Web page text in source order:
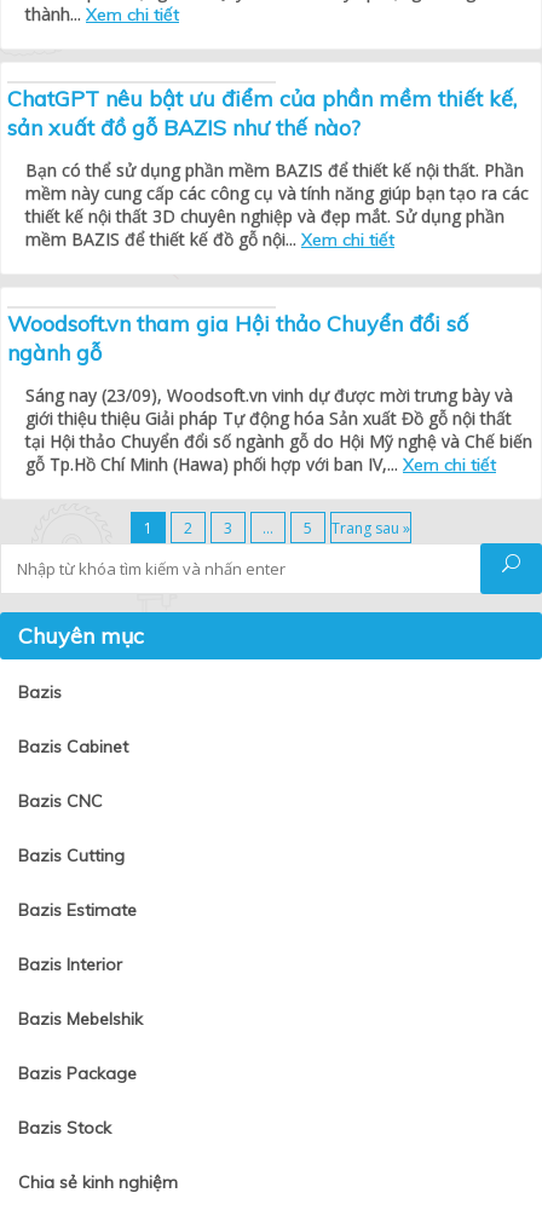
thành... Xem chi tiết
ChatGPT nêu bật ưu điểm của phần mềm thiết kế,
sản xuất đồ gỗ BAZIS như thế nào?
Bạn có thể sử dụng phần mềm BAZIS để thiết kế nội thất. Phần
mềm này cung cấp các công cụ và tính năng giúp bạn tạo ra các
thiết kế nội thất 3D chuyên nghiệp và đẹp mắt. Sử dụng phần
mềm BAZIS để thiết kế đồ gỗ nội... Xem chi tiết
Woodsoft.vn tham gia Hội thảo Chuyển đổi số
ngành gỗ
Sáng nay (23/09), Woodsoft.vn vinh dự được mời trưng bày và
giới thiệu thiệu Giải pháp Tự động hóa Sản xuất Đồ gỗ nội thất
tại Hội thảo Chuyển đổi số ngành gỗ do Hội Mỹ nghệ và Chế biến
gỗ Tp.Hồ Chí Minh (Hawa) phối hợp với ban IV,... Xem chi tiết
1 2 3 … 5 Trang sau »
Chuyên mục
Bazis
Bazis Cabinet
Bazis CNC
Bazis Cutting
Bazis Estimate
Bazis Interior
Bazis Mebelshik
Bazis Package
Bazis Stock
Chia sẻ kinh nghiệm